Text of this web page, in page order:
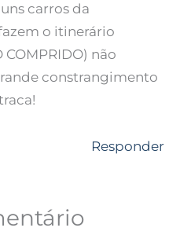
carros da
o itinerário
COMPRIDO) não
constrangimento
Responder